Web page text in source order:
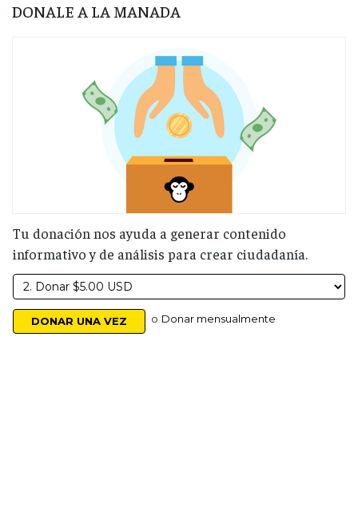
DONALE A LA MANADA
Tu donación nos ayuda a generar contenido
informativo y de análisis para crear ciudadanía.
o Donar mensualmente